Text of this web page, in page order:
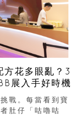
方花多眼亂？3
展入手好時機
戰。每當看到寶
肚仔「咕嚕咕